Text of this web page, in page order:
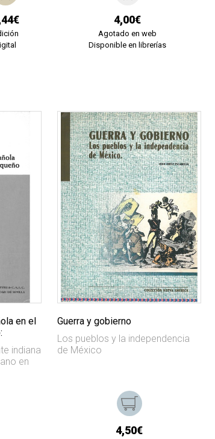
4,00€
Agotado en web
Disponible en librerías
en el
indiana
en
Guerra y gobierno
Los pueblos y la independencia
de México
4,50€